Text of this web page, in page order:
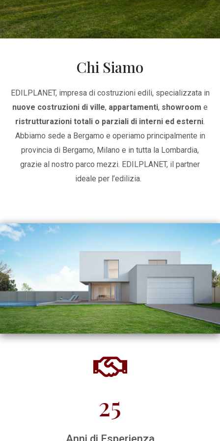
Chi Siamo
EDILPLANET, impresa di costruzioni edili, specializzata in
nuove costruzioni di ville, appartamenti, showroom e
ristrutturazioni totali o parziali di interni ed esterni.
Abbiamo sede a Bergamo e operiamo principalmente in
provincia di Bergamo, Milano e in tutta la Lombardia,
grazie al nostro parco mezzi. EDILPLANET, il partner
ideale per l’edilizia.
25